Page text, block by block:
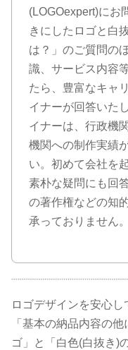
(LOGOexpert)にお
きにしたロゴと白
は？」のご質問の
識、サービス内容
たら、豊富なキャ
イナーが回答いた
イナーは、行政機
機関への制作実績
い。初めて会社を
素朴な疑問にも回
の著作権などの知
承っておりません。
ロゴデザインを安心
「基本の納品内容の
ゴ」と「白色(白抜き)